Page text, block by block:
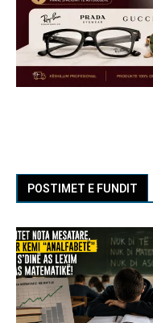
POSTIMET E FUNDIT